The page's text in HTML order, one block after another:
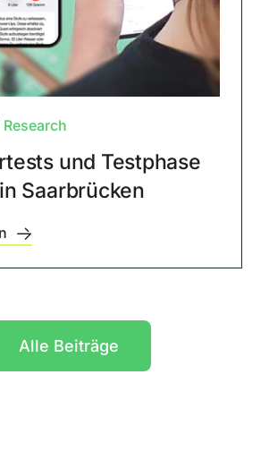
Research
und Testphase
Saarbrücken
Alle Beiträge